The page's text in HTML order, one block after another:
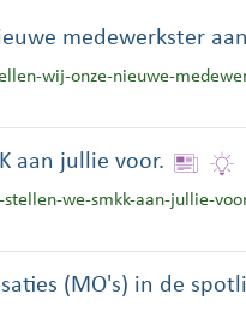
medewerkster
wij-onze-nieuwe-
aan jullie voor.
we-smkk-aan-jullie-
(MO's) in de